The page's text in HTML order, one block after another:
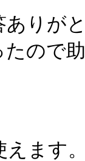
ありが
ので
えます